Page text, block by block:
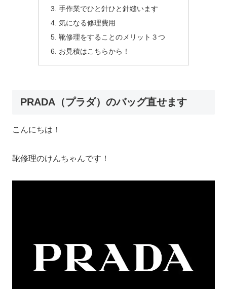
手作業でひと針ひと針縫います
気になる修理費用
靴修理をすることのメリット３つ
お見積はこちらから！
PRADA（プラダ）のバッグ直せます
こんにちは！
靴修理のけんちゃんです！